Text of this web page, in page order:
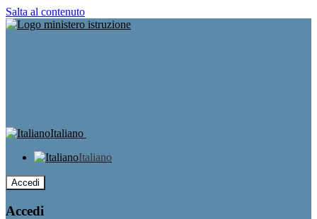
Salta al contenuto
Italiano
Italiano
Accedi
Accedi